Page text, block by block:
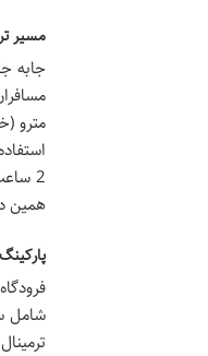
مسیر
جابه
2
همین